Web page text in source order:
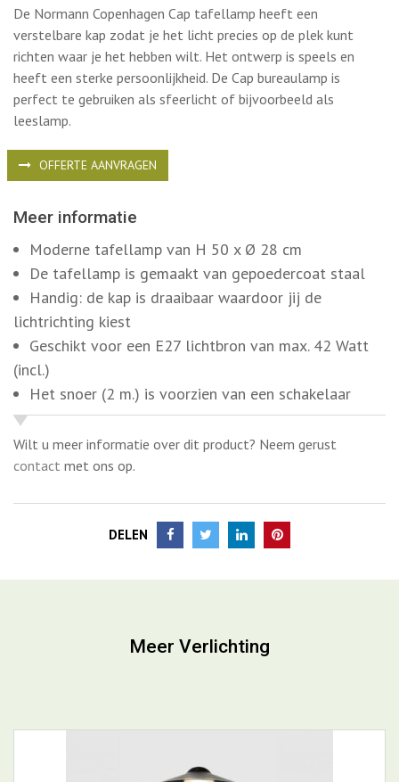
De Normann Copenhagen Cap tafellamp heeft een
verstelbare kap zodat je het licht precies op de plek kunt
richten waar je het hebben wilt. Het ontwerp is speels en
heeft een sterke persoonlijkheid. De Cap bureaulamp is
perfect te gebruiken als sfeerlicht of bijvoorbeeld als
leeslamp.
OFFERTE AANVRAGEN
Meer informatie
Moderne tafellamp van H 50 x Ø 28 cm
De tafellamp is gemaakt van gepoedercoat staal
Handig: de kap is draaibaar waardoor jij de
lichtrichting kiest
Geschikt voor een E27 lichtbron van max. 42 Watt
(incl.)
Het snoer (2 m.) is voorzien van een schakelaar
Wilt u meer informatie over dit product? Neem gerust
contact met ons op.
DELEN
Meer Verlichting